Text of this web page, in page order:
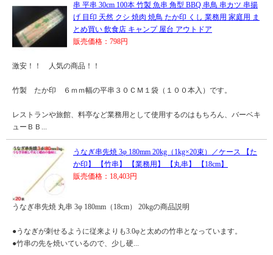
串 平串 30cm 100本 竹製 魚串 角型 BBQ 串鳥 串カツ 串揚
げ 目印 天然 クシ 焼肉 焼鳥 たか印 くし 業務用 家庭用 ま
とめ買い 飲食店 キャンプ 屋台 アウトドア
販売価格：798円
激安！！ 人気の商品！！
竹製 たか印 ６ｍｍ幅の平串３０ＣＭ１袋（１００本入）です。
レストランや旅館、料亭など業務用として使用するのはもちろん、バーベキ
ューＢＢ...
うなぎ串先焼 3φ 180mm 20kg（1kg×20束）／ケース 【た
か印】 【竹串】 【業務用】 【丸串】 【18cm】
販売価格：18,403円
うなぎ串先焼 丸串 3φ 180mm（18cm） 20kgの商品説明
●うなぎが刺せるように従来よりも3.0φと太めの竹串となっています。
●竹串の先を焼いているので、少し硬...